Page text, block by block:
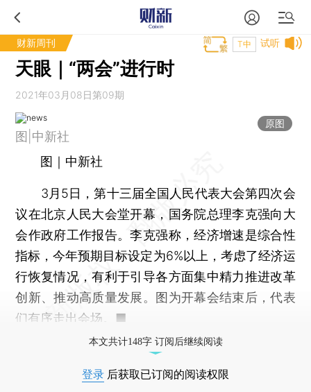
财新周刊 试听
T中
天眼｜“两会”进行时
2021年03月08日第09期
原图
图|中新社
图｜中新社
3月5日，第十三届全国人民代表大会第四次会
议在北京人民大会堂开幕，国务院总理李克强向大
会作政府工作报告。李克强称，经济增速是综合性
指标，今年预期目标设定为6%以上，考虑了经济运
行恢复情况，有利于引导各方面集中精力推进改革
创新、推动高质量发展。图为开幕会结束后，代表
们有序走出会场。■
本文共计148字 订阅后继续阅读
登录 后获取已订阅的阅读权限